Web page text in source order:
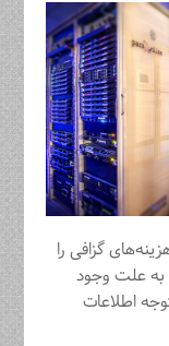
گزافی را
به علت وجود
اطلاعات